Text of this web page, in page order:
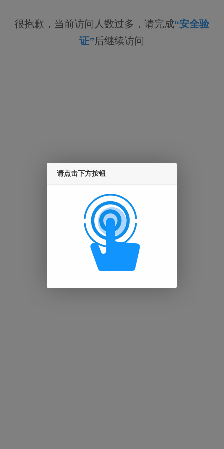
很抱歉，当前访问人数过多，请完成“安全验
证”后继续访问
请点击下方按钮